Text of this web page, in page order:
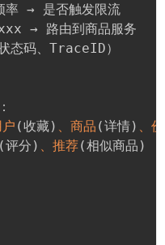
率 → 是否触发限流
→ 路由到商品服务
态码、TraceID）
(收藏) 、商品 (详情) 、
(评分 ) 、推荐(相似商品 )